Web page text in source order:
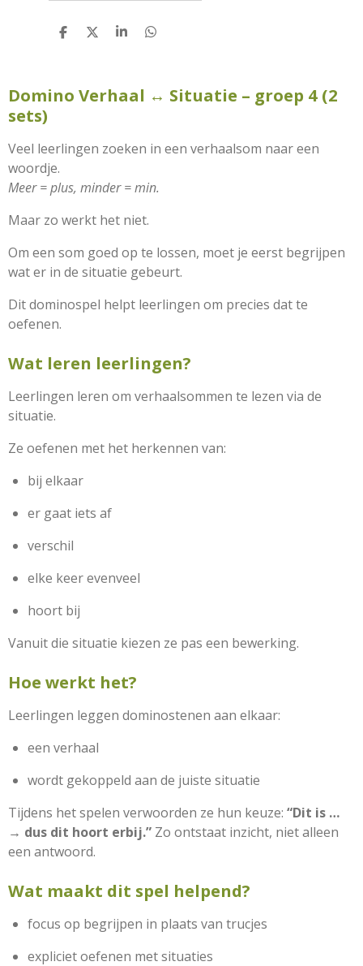
D
D
S
D
Domino Verhaal ↔ Situatie – groep 4 (2
sets)
Veel leerlingen zoeken in een verhaalsom naar een
woordje.
Meer = plus, minder = min.
Maar zo werkt het niet.
Om een som goed op te lossen, moet je eerst begrijpen
wat er in de situatie gebeurt.
Dit dominospel helpt leerlingen om precies dat te
oefenen.
Wat leren leerlingen?
Leerlingen leren om verhaalsommen te lezen via de
situatie.
Ze oefenen met het herkennen van:
bij elkaar
er gaat iets af
verschil
elke keer evenveel
hoort bij
Vanuit die situatie kiezen ze pas een bewerking.
Hoe werkt het?
Leerlingen leggen dominostenen aan elkaar:
een verhaal
wordt gekoppeld aan de juiste situatie
Tijdens het spelen verwoorden ze hun keuze: “Dit is …
→ dus dit hoort erbij.” Zo ontstaat inzicht, niet alleen
een antwoord.
Wat maakt dit spel helpend?
focus op begrijpen in plaats van trucjes
expliciet oefenen met situaties